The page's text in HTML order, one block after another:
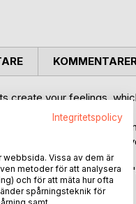
create your feelings,
are energies, the whole
you are drawing back to
actually attracted you,
Integritetspolicy
Vissa av dem är
metoder för att analysera
och för att mäta hur ofta
spårningsteknik för